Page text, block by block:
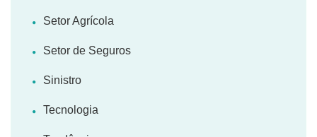
Setor Agrícola
Setor de Seguros
Sinistro
Tecnologia